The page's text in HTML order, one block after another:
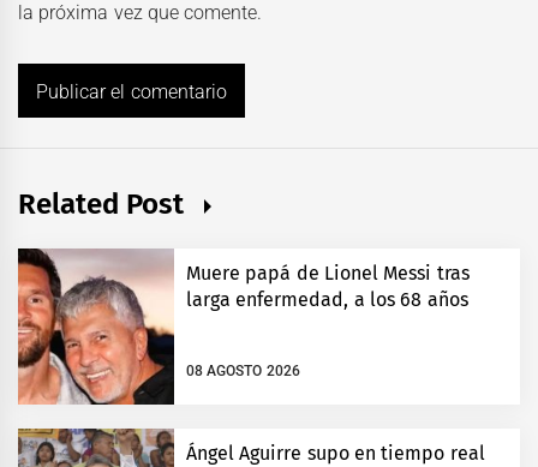
la próxima vez que comente.
Related Post
Muere papá de Lionel Messi tras
larga enfermedad, a los 68 años
08 AGOSTO 2026
Ángel Aguirre supo en tiempo real